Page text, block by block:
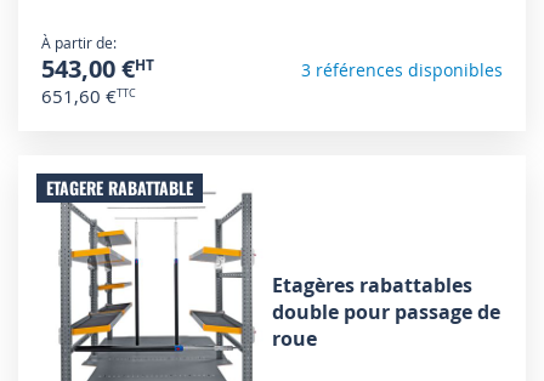
À partir de
543,00 €
651,60 €
3 références disponibles
ETAGERE RABATTABLE
Etagères rabattables
double pour passage de
roue